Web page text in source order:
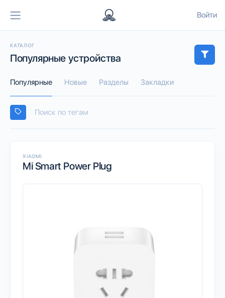
Войти
КАТАЛОГ
Популярные устройства
Популярные Новые Разделы Закладки
XIAOMI
Mi Smart Power Plug